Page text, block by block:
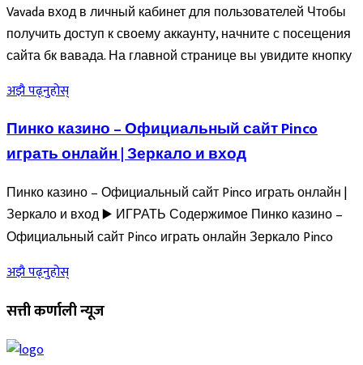
Vavada вход в личный кабинет для пользователей Чтобы
получить доступ к своему аккаунту, начните с посещения
сайта бк вавада. На главной странице вы увидите кнопку
अझै पढ्नुहोस्
Пинко казино – Официальный сайт Pinco
играть онлайн | Зеркало и вход
Пинко казино – Официальный сайт Pinco играть онлайн |
Зеркало и вход ▶️ ИГРАТЬ Содержимое Пинко казино –
Официальный сайт Pinco играть онлайн Зеркало Pinco
अझै पढ्नुहोस्
सत्ती कर्णाली न्यूज